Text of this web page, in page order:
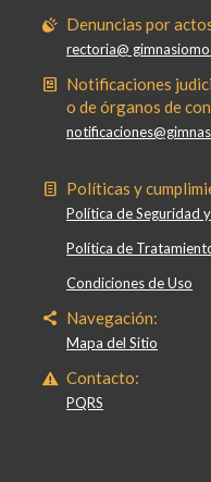
Denuncias por
rectoria@
Notificaciones
o de órganos de
Políticas y
Política de Seguridad
Política de
Condiciones de Uso
Navegación:
Mapa del Sitio
Contacto:
PQRS